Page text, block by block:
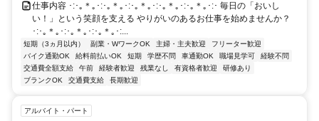
仕事内容 ･:･｡＊｡･:･｡＊｡･:･｡＊｡･:･｡＊｡･:･｡＊｡･:･ 毎日の「おいし
い！」という笑顔を支える やりがいのあるお仕事を始めませんか？
･:･｡＊｡･:･｡＊｡･:･｡＊｡･:...
短期（3ヵ月以内） 副業・WワークOK 主婦・主夫歓迎
フリーター歓迎
バイク通勤OK
給料前払いOK 短期 学歴不問 車通勤OK 職場見学可
経験不問
交通費全額支給
午前 経験者歓迎 残業なし 有資格者歓迎
研修あり
ブランクOK
交通費支給 長期歓迎
アルバイト・パート